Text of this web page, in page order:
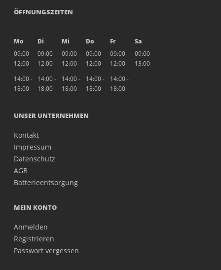
ÖFFNUNGSZEITEN
Mo Di Mi Do Fr
Sa
09:00 -
12:00
09:00 -
12:00
09:00 -
12:00
09:00 -
12:00
09:00 -
12:00
09:00 -
13:00
14:00 -
18:00
14:00 -
18:00
14:00 -
18:00
14:00 -
18:00
14:00 -
18:00
UNSER UNTERNEHMEN
Kontakt
Impressum
Datenschutz
AGB
Batterieentsorgung
MEIN KONTO
Anmelden
Registrieren
Passwort vergessen